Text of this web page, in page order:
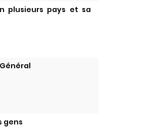
plusieurs pays et sa
gens